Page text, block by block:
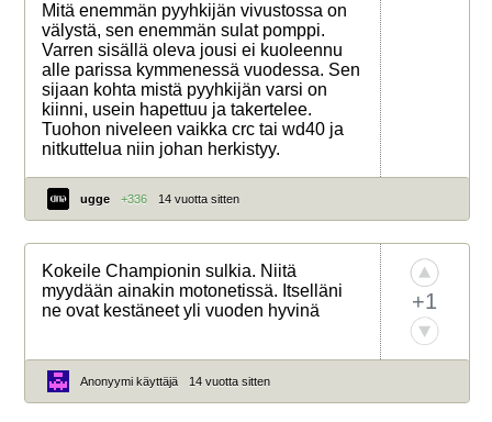
Mitä enemmän pyyhkijän vivustossa on
välystä, sen enemmän sulat pomppi.
Varren sisällä oleva jousi ei kuoleennu
alle parissa kymmenessä vuodessa. Sen
sijaan kohta mistä pyyhkijän varsi on
kiinni, usein hapettuu ja takertelee.
Tuohon niveleen vaikka crc tai wd40 ja
nitkuttelua niin johan herkistyy.
ugge +336 14 vuotta sitten
Kokeile Championin sulkia. Niitä
myydään ainakin motonetissä. Itselläni
ne ovat kestäneet yli vuoden hyvinä
+1
Anonyymi käyttäjä 14 vuotta sitten